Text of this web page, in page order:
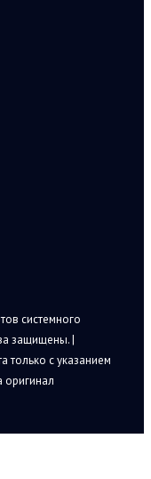
системного
защищены. |
только с указанием
оригинал